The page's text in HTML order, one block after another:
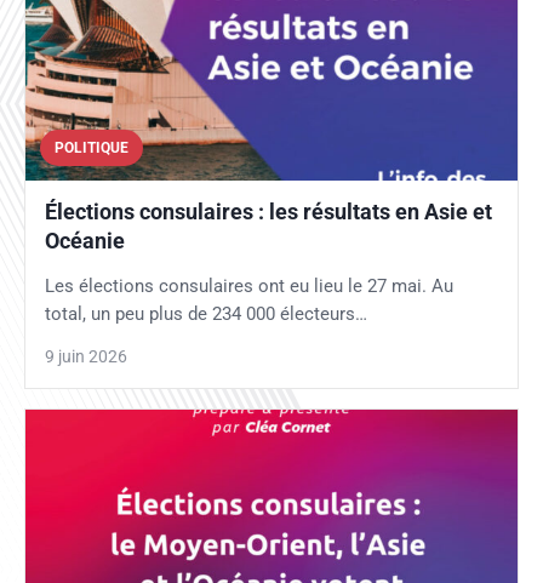
POLITIQUE
Élections consulaires : les résultats en Asie et
Océanie
Les élections consulaires ont eu lieu le 27 mai. Au
total, un peu plus de 234 000 électeurs…
9 juin 2026